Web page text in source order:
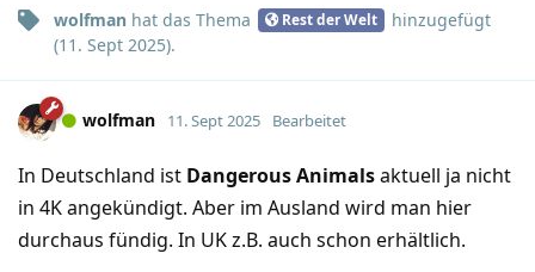
wolfman hat das Thema Rest der Welt
hinzugefügt
(11. Sept 2025).
wolfman 11. Sept 2025 Bearbeitet
In Deutschland ist Dangerous Animalsaktuell ja nicht
in 4K angekündigt. Aber im Ausland wird man hier
durchaus fündig. In UK z.B. auch schon erhältlich.